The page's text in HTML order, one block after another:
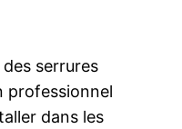
serrures
professionnel
dans les